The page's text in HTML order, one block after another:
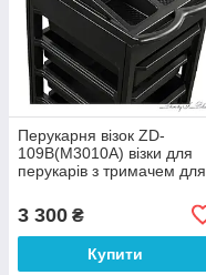
Перукарня візок ZD-
109B(M3010А) візки для
перукарів з тримачем для
3 300 ₴
Купити